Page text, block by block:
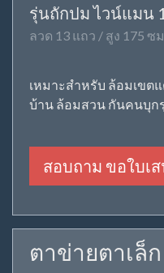
รุ่นถักปม ไวน์แมน
ลวด 13 แถว / สูง 175 ซ
เหมาะสำหรับ ล้อมเข
บ้าน ล้อมสวน กันคนบุก
สอบถาม ขอใบเ
ตาข่ายตาเล็